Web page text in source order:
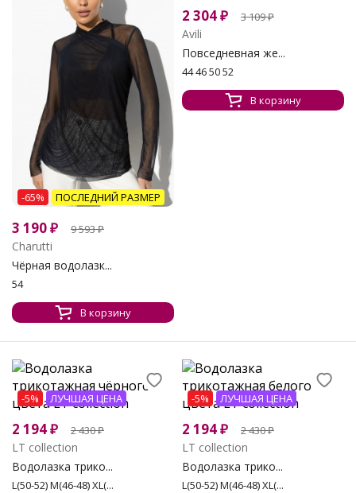
-65% ПОСЛЕДНИЙ РАЗМЕР
3 190₽ 9 593₽
Charutti
Чёрная водолазк...
54
В корзину
2 304₽ 3 109₽
Avili
Повседневная же...
44 46 50 52
В корзину
-5% ЛУЧШАЯ ЦЕНА
2 194₽ 2 430₽
LT collection
Водолазка трико...
L(50-52) M(46-48) XL(...
-5% ЛУЧШАЯ ЦЕНА
2 194₽ 2 430₽
LT collection
Водолазка трико...
L(50-52) M(46-48) XL(...